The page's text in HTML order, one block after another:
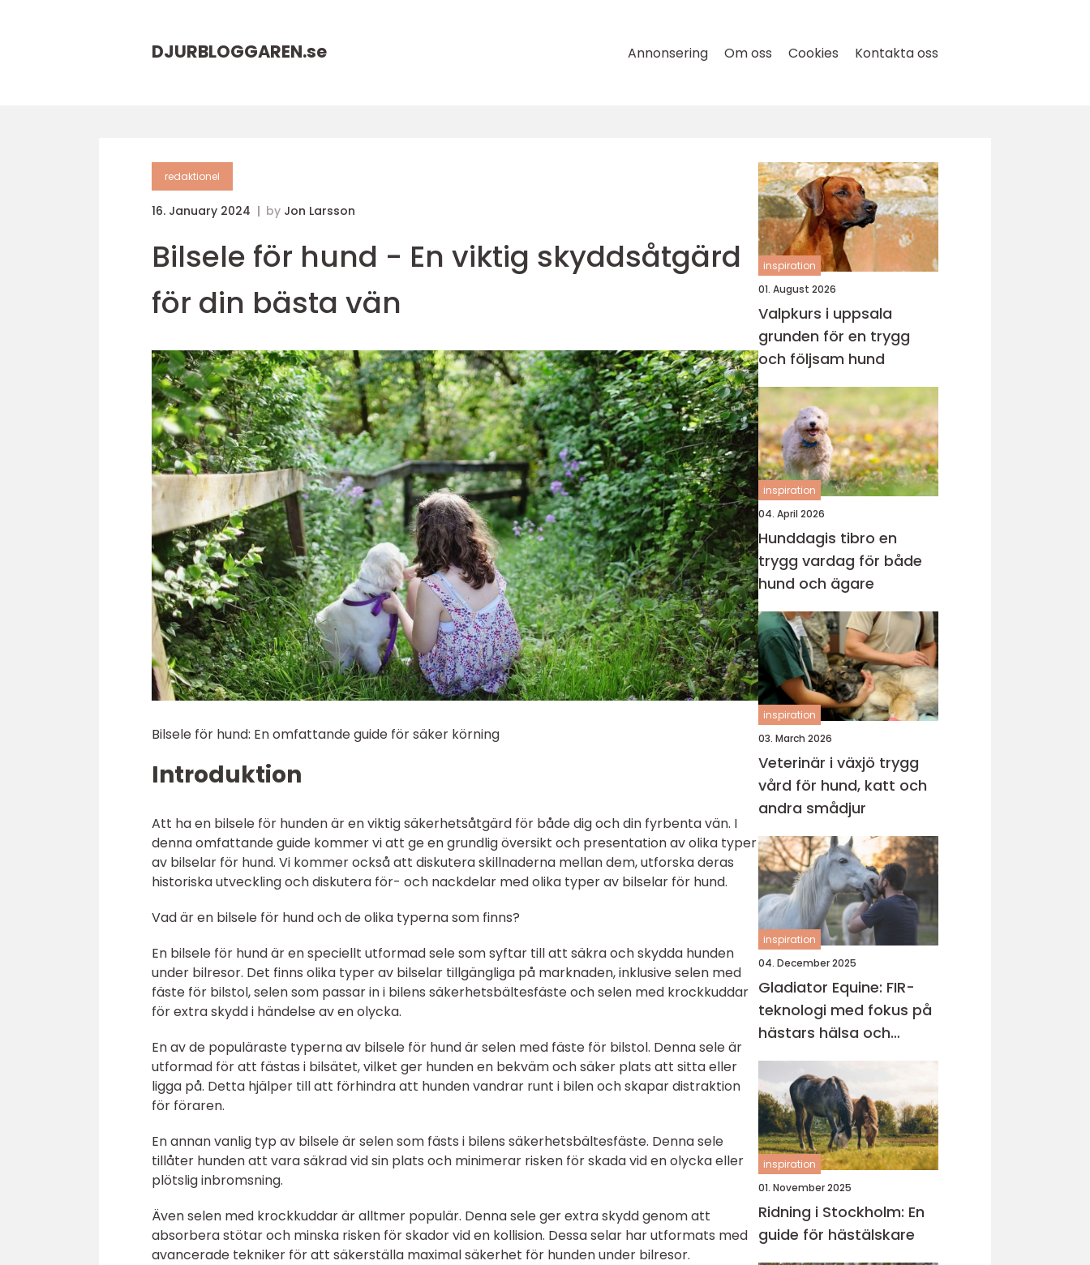
DJURBLOGGAREN.se Annonsering Om oss Cookies Kontakta oss
redaktionel
16. January 2024 by Jon Larsson
Bilsele för hund - En viktig skyddsåtgärd
för din bästa vän
Bilsele för hund: En omfattande guide för säker körning
Introduktion
Att ha en bilsele för hunden är en viktig säkerhetsåtgärd för både dig och din fyrbenta vän. I
denna omfattande guide kommer vi att ge en grundlig översikt och presentation av olika typer
av bilselar för hund. Vi kommer också att diskutera skillnaderna mellan dem, utforska deras
historiska utveckling och diskutera för- och nackdelar med olika typer av bilselar för hund.
Vad är en bilsele för hund och de olika typerna som finns?
En bilsele för hund är en speciellt utformad sele som syftar till att säkra och skydda hunden
under bilresor. Det finns olika typer av bilselar tillgängliga på marknaden, inklusive selen med
fäste för bilstol, selen som passar in i bilens säkerhetsbältesfäste och selen med krockkuddar
för extra skydd i händelse av en olycka.
En av de populäraste typerna av bilsele för hund är selen med fäste för bilstol. Denna sele är
utformad för att fästas i bilsätet, vilket ger hunden en bekväm och säker plats att sitta eller
ligga på. Detta hjälper till att förhindra att hunden vandrar runt i bilen och skapar distraktion
för föraren.
En annan vanlig typ av bilsele är selen som fästs i bilens säkerhetsbältesfäste. Denna sele
tillåter hunden att vara säkrad vid sin plats och minimerar risken för skada vid en olycka eller
plötslig inbromsning.
Även selen med krockkuddar är alltmer populär. Denna sele ger extra skydd genom att
absorbera stötar och minska risken för skador vid en kollision. Dessa selar har utformats med
avancerade tekniker för att säkerställa maximal säkerhet för hunden under bilresor.
inspiration
01. August 2026
Valpkurs i uppsala
grunden för en trygg
och följsam hund
inspiration
04. April 2026
Hunddagis tibro en
trygg vardag för både
hund och ägare
inspiration
03. March 2026
Veterinär i växjö trygg
vård för hund, katt och
andra smådjur
inspiration
04. December 2025
Gladiator Equine: FIR-
teknologi med fokus på
hästars hälsa och
välbefinnande
inspiration
01. November 2025
Ridning i Stockholm: En
guide för hästälskare